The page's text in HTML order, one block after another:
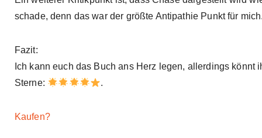
schade, denn das war der größte Antipathie Punkt für
Fazit:
Ich kann euch das Buch ans Herz legen, allerdings
Sterne:
.
Kaufen?